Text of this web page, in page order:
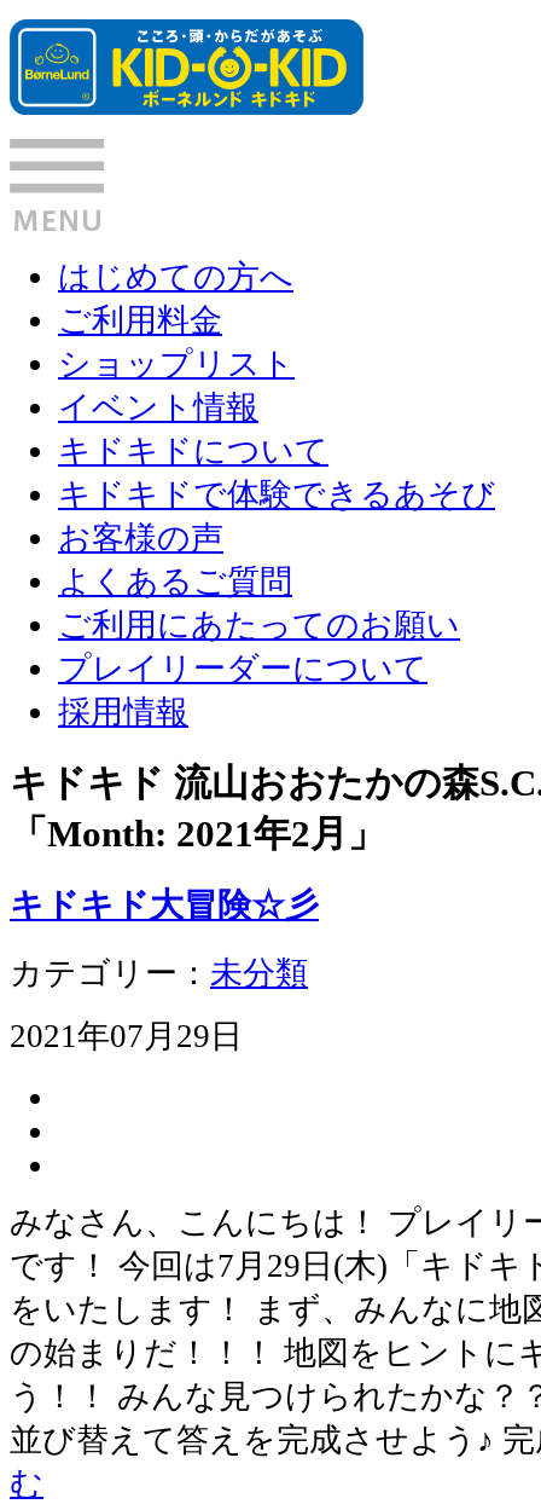
はじめての方へ
ご利用料金
ショップリスト
イベント情報
キドキドについて
キドキドで体験できるあそび
お客様の声
よくあるご質問
ご利用にあたってのお願い
プレイリーダーについて
採用情報
キドキド 流山おおたかの森
「Month: 2021年2月 」
キドキド大冒険☆彡
カテゴリー： 未分類
2021年07月29日
みなさん、こんにちは！ プレイリ
です！ 今回は7月29日(木)「キド
をいたします！ まず、みんなに地
の始まりだ！！！ 地図をヒントに
う！！ みんな見つけられたかな？
並び替えて答えを完成させよう♪
む